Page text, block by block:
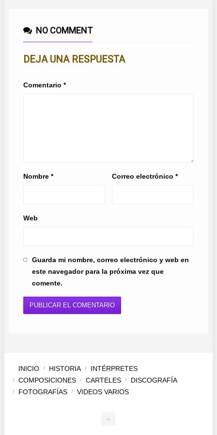
NO COMMENT
DEJA UNA RESPUESTA
Comentario *
Nombre * Correo electrónico*
Web
Guarda mi nombre, correo electrónico y web en
este navegador para la próxima vez que
comente.
INICIO HISTORIA
INTÉRPRETES
COMPOSICIONES
CARTELES
DISCOGRAFÍA
FOTOGRAFÍAS
VIDEOS VARIOS